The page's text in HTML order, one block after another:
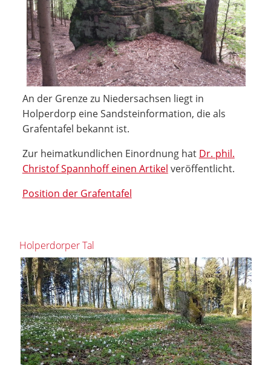
An der Grenze zu Niedersachsen liegt in
Holperdorp eine Sandsteinformation, die als
Grafentafel bekannt ist.
Zur heimatkundlichen Einordnung hat Dr. phil.
Christof Spannhoff einen Artikel veröffentlicht.
Position der Grafentafel
Holperdorper Tal